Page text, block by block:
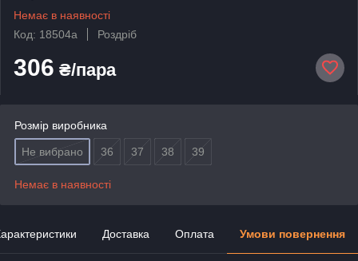
Немає в наявності
Код: 18504а
Роздріб
306 ₴/пара
Розмір виробника
Не вибрано 36 37 38 39
Немає в наявності
Доставка Оплата Умови повернення